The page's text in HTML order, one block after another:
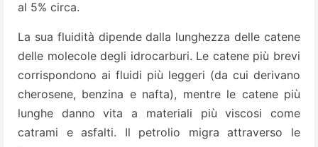
al 5% circa.
La sua fluidità dipende dalla lunghezza delle catene
delle molecole degli idrocarburi. Le catene più brevi
corrispondono ai fluidi più leggeri (da cui derivano
cherosene, benzina e nafta), mentre le catene più
lunghe danno vita a materiali più viscosi come
catrami e asfalti. Il petrolio migra attraverso le